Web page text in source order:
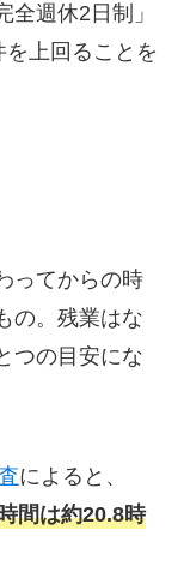
週休2日制」
を上回ることを
ってからの時
の。残業はな
つの目安にな
によると、
間は約20.8時